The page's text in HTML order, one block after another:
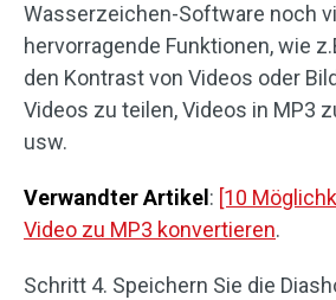
Wasserzeichen-Software noch
hervorragende Funktionen, wie
den Kontrast von Videos oder
Videos zu teilen, Videos in MP3
usw.
Verwandter Artikel : [10
Video zu MP3 konvertieren.
Schritt 4. Speichern Sie die